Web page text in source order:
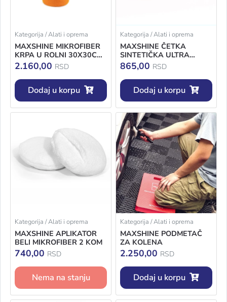
Kategorija / Alati i oprema
MAXSHINE MIKROFIBER
KRPA U ROLNI 30X30CM
30KOM
2.160,00 RSD
Dodaj u korpu
Kategorija / Alati i oprema
MAXSHINE ČETKA
SINTETIČKA ULTRA
MEKA
865,00 RSD
Dodaj u korpu
Kategorija / Alati i oprema
MAXSHINE APLIKATOR
BELI MIKROFIBER 2 KOM
740,00 RSD
Nema na stanju
Kategorija / Alati i oprema
MAXSHINE PODMETAČ
ZA KOLENA
2.250,00 RSD
Dodaj u korpu